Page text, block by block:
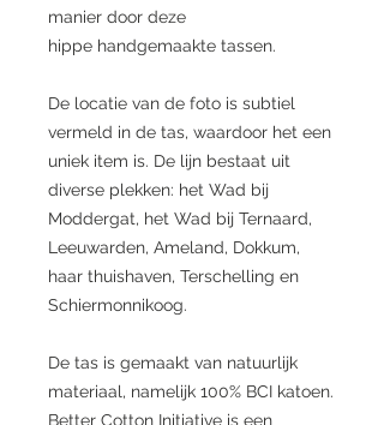
manier door deze
hippe handgemaakte tassen.
De locatie van de foto is subtiel
vermeld in de tas, waardoor het een
uniek item is. De lijn bestaat uit
diverse plekken: het Wad bij
Moddergat, het Wad bij Ternaard,
Leeuwarden, Ameland, Dokkum,
haar thuishaven, Terschelling en
Schiermonnikoog.
De tas is gemaakt van natuurlijk
materiaal, namelijk 100% BCI katoen.
Better Cotton Initiative is een